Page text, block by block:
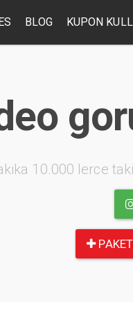
BLOG KUPON
10.000 lerce